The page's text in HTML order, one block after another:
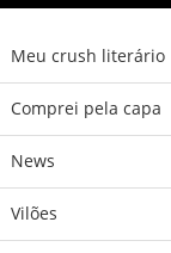
Meu crush literário
Comprei pela capa
News
Vilões